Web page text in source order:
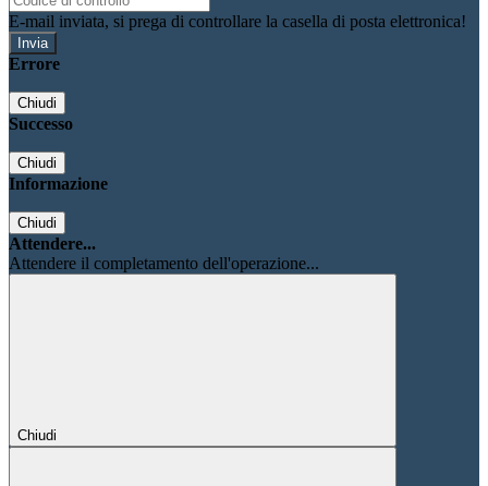
E-mail inviata, si prega di controllare la casella di posta elettronica!
Errore
Chiudi
Successo
Chiudi
Informazione
Chiudi
Attendere...
Attendere il completamento dell'operazione...
Chiudi